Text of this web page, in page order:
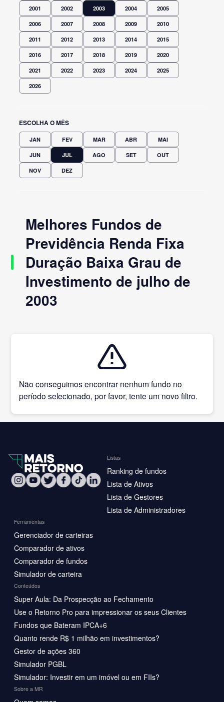
2001 2002 2003 2004 2005
2006 2007 2008 2009 2010
2011 2012 2013 2014 2015
2016 2017 2018 2019 2020
2021 2022 2023 2024 2025
2026
ESCOLHA O MÊS
JAN FEV MAR ABR MAI
JUN JUL AGO SET OUT
NOV DEZ
Melhores Fundos de
Previdência Renda Fixa
Duração Baixa Grau de
Investimento de julho de
2003
Não conseguimos encontrar nenhum fundo no
período selecionado, por favor, tente um novo filtro.
Listas
Ranking de fundos
Lista de Ativos
Lista de Gestores
Lista de Administradores
Ferramentas
Gerenciador de carteiras
Comparador de ativos
Comparador de fundos
Simulador de carteira
Conteúdos
Super Aula: Da Prospecção ao Fechamento
Use o Retorno Pro para impressionar os seus Clientes
Fundos que Bateram IPCA+6
Quanto rende R$ 1 milhão em investimentos?
Gestor de ações 360
Simulador PGBL
Simulador: Investir em um imóvel ou em FIIs?
Sobre a MR